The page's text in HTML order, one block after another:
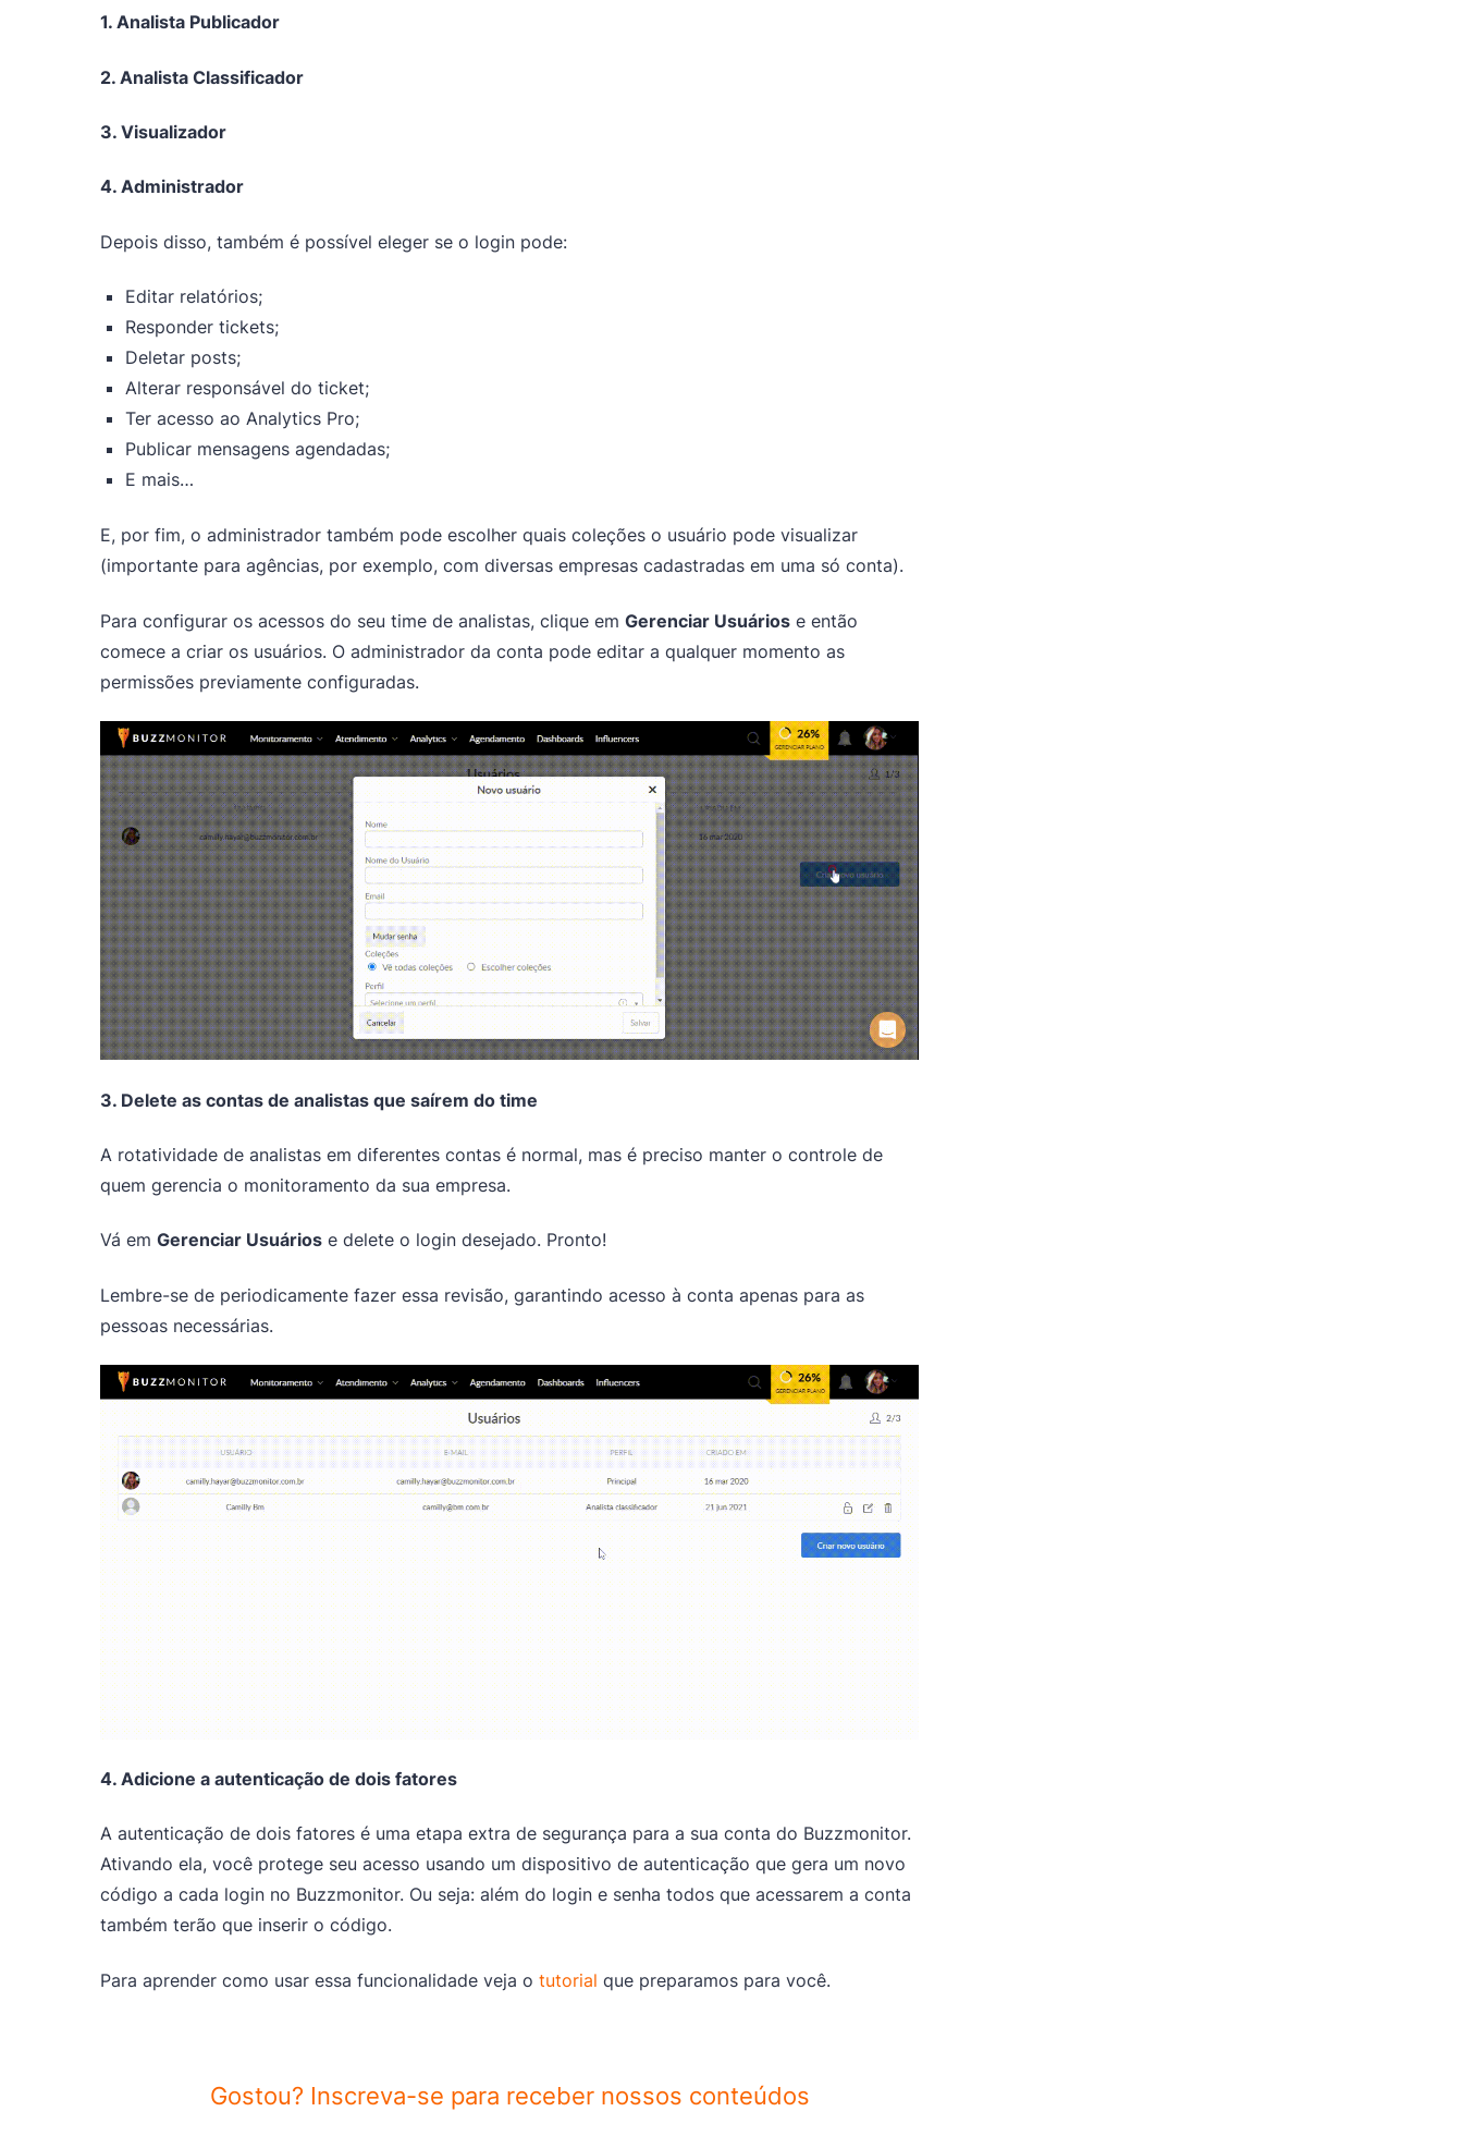
1. Analista Publicador
2. Analista Classificador
3. Visualizador
4. Administrador
Depois disso, também é possível eleger se o login pode:
Editar relatórios;
Responder tickets;
Deletar posts;
Alterar responsável do ticket;
Ter acesso ao Analytics Pro;
Publicar mensagens agendadas;
E mais…
E, por fim, o administrador também pode escolher quais coleções o usuário pode visualizar
(importante para agências, por exemplo, com diversas empresas cadastradas em uma só conta).
Para configurar os acessos do seu time de analistas, clique em Gerenciar Usuários e então
comece a criar os usuários. O administrador da conta pode editar a qualquer momento as
permissões previamente configuradas.
3. Delete as contas de analistas que saírem do time
A rotatividade de analistas em diferentes contas é normal, mas é preciso manter o controle de
quem gerencia o monitoramento da sua empresa.
Vá em Gerenciar Usuários e delete o login desejado. Pronto!
Lembre-se de periodicamente fazer essa revisão, garantindo acesso à conta apenas para as
pessoas necessárias.
4. Adicione a autenticação de dois fatores
A autenticação de dois fatores é uma etapa extra de segurança para a sua conta do Buzzmonitor.
Ativando ela, você protege seu acesso usando um dispositivo de autenticação que gera um novo
código a cada login no Buzzmonitor. Ou seja: além do login e senha todos que acessarem a conta
também terão que inserir o código.
Para aprender como usar essa funcionalidade veja o tutorial que preparamos para você.
Gostou? Inscreva-se para receber nossos conteúdos